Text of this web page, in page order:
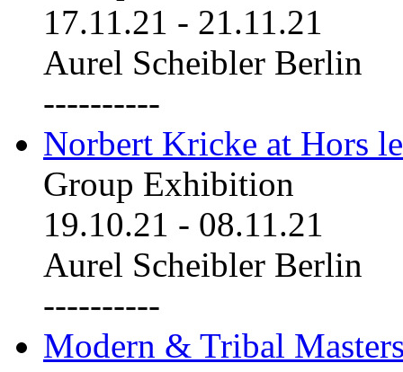
17.11.21 - 21.11.21
Aurel Scheibler Berlin
----------
Norbert Kricke at Hors
Group Exhibition
19.10.21 - 08.11.21
Aurel Scheibler Berlin
----------
Modern & Tribal